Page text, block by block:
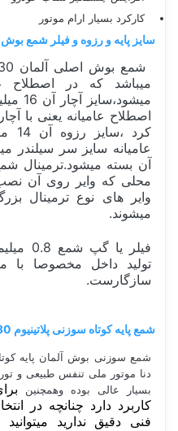
کارکرد بسیار ارام موتور
سایز پایه و رزوه و فیلر شمع بوش
میباشد که در اصطلاح
عامیانه سایز سر سیلندر
آن بسته میشود.ترمینال
محلی که وایر روی آن
وایر های نوع ترمینال
میشوند.
فیلر
سازگارست.
شمع پایه کوتاه سوزنی پلاتینیوم 6730 بوش مناسب :
شمع سوزنی بوش آلمان پایه
بسیار عالی بوده وهمچنین
کاربرد دارد چنانچه در
فنی دقیق ندارید